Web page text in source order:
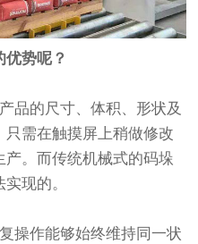
势呢？
品的尺寸、体积、形状及
需在触摸屏上稍做修改
。而传统机械式的码垛
现的。
操作能够始终维持同一状